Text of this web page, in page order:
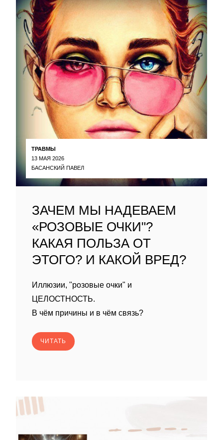
ТРАВМЫ
13 МАЯ 2026
БАСАНСКИЙ ПАВЕЛ
ЗАЧЕМ МЫ НАДЕВАЕМ
«РОЗОВЫЕ ОЧКИ"?
КАКАЯ ПОЛЬЗА ОТ
ЭТОГО? И КАКОЙ ВРЕД?
Иллюзии, "розовые очки" и
ЦЕЛОСТНОСТЬ.
В чём причины и в чём связь?
ЧИТАТЬ